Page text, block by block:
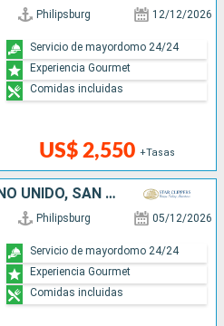
Philipsburg 12/12/2026
US$ 2,550 +Tasas
Servicio de mayordomo 24/24
Experiencia Gourmet
Comidas incluidas
DOMINICA, FRANCIA, REINO UNIDO, SAN MARTÍN
Philipsburg 05/12/2026
Servicio de mayordomo 24/24
Experiencia Gourmet
Comidas incluidas